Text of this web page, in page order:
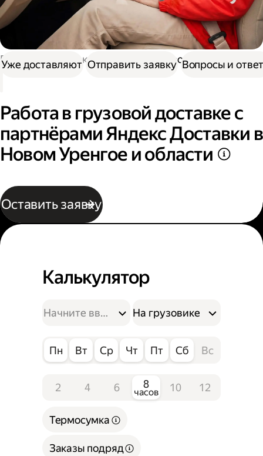
Работа в Доставке Работа в грузовой доставке
Работа в грузовой доставке с
партнёрами Яндекс Доставки в
Новом Уренгое и области
Оставить заявку
Уже доставляют Отправить заявку Вопросы и
Калькулятор
На грузовике
Пн Вт Ср Чт Пт Сб Вс
2 4 6 8
часов 10 12
Термосумка
Заказы подряд